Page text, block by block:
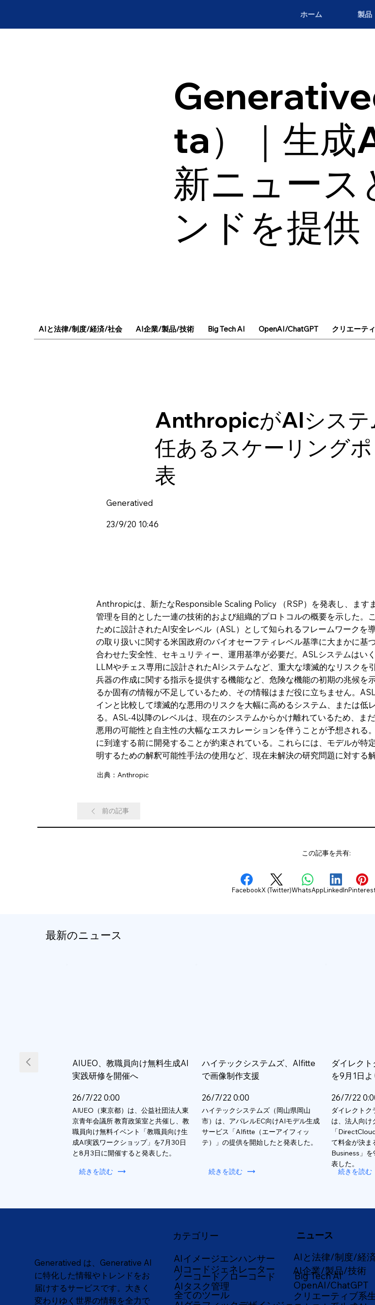
ホーム 製品
ta）｜生成
新ニュース
ンドを提供
AnthropicがAIシステ
任あるスケーリング
表
Generatived
23/9/20 10:46
Anthropicは、新たなResponsible Scaling Policy （RSP）を発表し、ます
管理を目的とした一連の技術的および組織的プロトコルの概要を示した。
ために設計されたAI安全レベル（ASL）として知られるフレームワークを
の取り扱いに関する米国政府のバイオセーフティレベル基準に大まかに基
合わせた安全性、セキュリティー、運用基準が必要だ。ASLシステムはい
LLMやチェス専用に設計されたAIシステムなど、重大な壊滅的なリスクを
兵器の作成に関する指示を提供する機能など、危険な機能の初期の兆候を
るか固有の情報が不足しているため、その情報はまだ役に立ちません。
インと比較して壊滅的な悪用のリスクを大幅に高めるシステム、または低
る。ASL-4以降のレベルは、現在のシステムからかけ離れているため、ま
悪用の可能性と自主性の大幅なエスカレーションを伴うことが予想される
に到達する前に開発することが約束されている。これらには、モデルが特
明するための解釈可能性手法の使用など、現在未解決の研究問題に対する
出典：Anthropic
前の記事
この記事を共有:
FacebookX (Twitter)WhatsAppLinkedIn
最新のニュース
AIUEO、教職員向け無料生成AI
実践研修を開催へ
26/7/22 0:00
AIUEO（東京都）は、公益社団法人東
京青年会議所 教育政策室と共催し、教
職員向け無料イベント「教職員向け生
成AI実践ワークショップ」を7月30日
と8月3日に開催すると発表した。
続きを読む
ハイテックシステムズ、AIfitte
で画像制作支援
26/7/22 0:00
ハイテックシステムズ（岡山県岡山
市）は、アパレルEC向けAIモデル生成
サービス「AIfitte（エーアイフィッ
テ）」の提供を開始したと発表した。
続きを読む
ダイレク
を9月1日
26/7/22
ダイレクトク
は、法人向け
「
て料金が決ま
Business」
表した。
続きを読む
AIと法律/制度/経済/社会 AI企業/製品/技術 Big Tech AI OpenAI/ChatGPT クリエーテ
カテゴリー
AIイメージエンハンサー
AIコードジェネレーター
AIタスク管理
ノーコード／ローコード
全てのツール
ニュース
AIと法律/制度/経
AI企業/製品/技術
Big Tech AI
OpenAI/ChatGPT
クリエーティブ系
Generatived は、Generative AI
に特化した情報やトレンドをお
届けするサービスです。大きく
変わりゆく世界の情報を全力で